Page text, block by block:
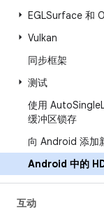
EGLSurface 和
Vulkan
同步框架
测试
使用 AutoSingle
缓冲区锁存
向 Android 添加
Android 中的
互动